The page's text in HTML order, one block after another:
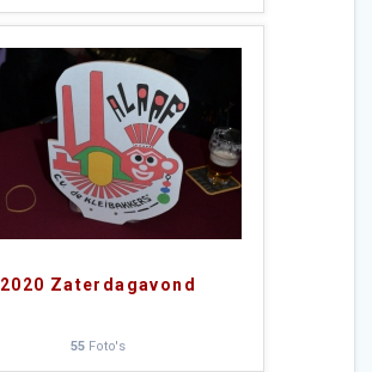
2020 Zaterdagavond
55 Foto's